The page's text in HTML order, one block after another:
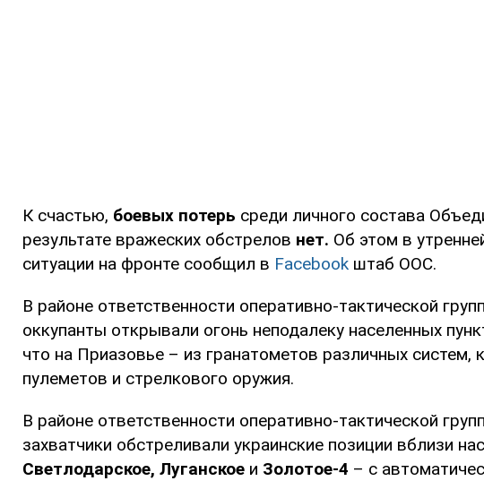
К счастью, боевых потерь среди личного состава
результате вражеских обстрелов нет. Об этом в
ситуации на фронте сообщил в Facebook штаб ООС.
В районе ответственности оперативно-тактической
оккупанты открывали огонь неподалеку населенных
что на Приазовье – из гранатометов различных систем,
пулеметов и стрелкового оружия.
В районе ответственности оперативно-тактической
захватчики обстреливали украинские позиции вблизи
Светлодарское, Луганское и Золотое-4 – с